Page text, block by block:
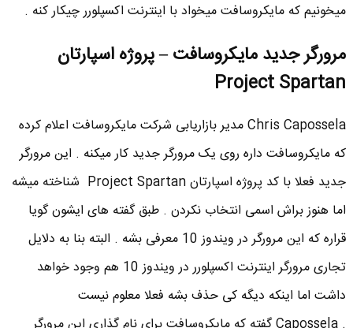
میخونیم که مایکروسافت میخواد با اینترنت اکسپلورر چیکار کنه .
مرورگر جدید مایکروسافت – پروژه اسپارتان
Project Spartan
Chris Capossela مدیر بازاریابی شرکت مایکروسافت اعلام کرده
که مایکروسافت داره روی یک مرورگر جدید کار میکنه . این مرورگر
جدید فعلا با کد پروژه اسپارتان Project Spartan شناخته میشه
اما هنوز براش اسمی انتخاب نکردن . طبق گفته های ایشون گویا
قراره که این مرورگر در ویندوز 10 معرفی بشه . البته بنا به دلایل
تجاری مرورگر اینترنت اکسپلورر در ویندوز 10 هم وجود خواهد
داشت اما اینکه دیگه کی حذف بشه فعلا معلوم نیست